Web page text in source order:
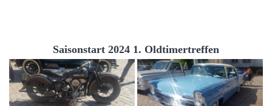
Saisonstart 2024 1. Oldtimertreffen